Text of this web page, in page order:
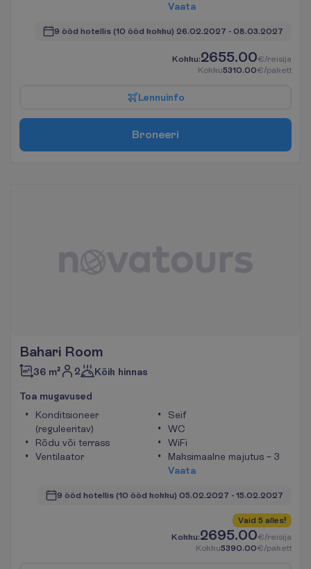
Vaata
9 ööd hotellis (10 ööd kokku) 26.02.2027 - 08.03.2027
Kokku:2655.00€/reisija
Kokku5310.00€/pakett
Lennuinfo
Broneeri
Bahari Room
36 m² 2 Kõik hinnas
Toa mugavused
Konditsioneer
(reguleeritav)
Rõdu või terrass
Ventilaator
Seif
WC
WiFi
Maksimaalne majutus – 3
Vaata
9 ööd hotellis (10 ööd kokku) 05.02.2027 - 15.02.2027
Vaid 5 alles!
Kokku:2695.00€/reisija
Kokku5390.00€/pakett